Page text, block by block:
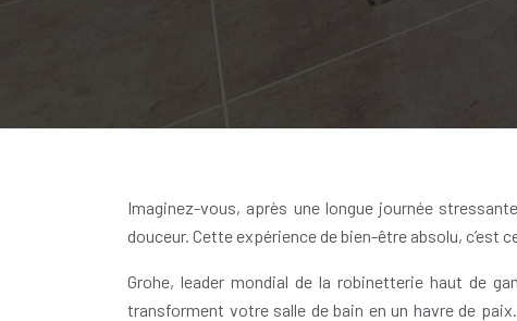
Imaginez-vous, après une longue journée
douceur. Cette expérience de bien-être absolu,
Grohe, leader mondial de la robinetterie haut de
transforment votre salle de bain en un havre de